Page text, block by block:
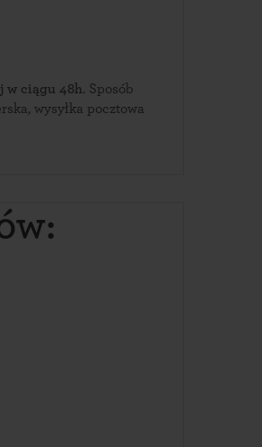
w ciągu 48h. Sposób
wysyłka pocztowa